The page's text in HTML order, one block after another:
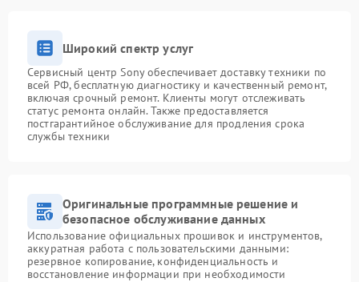
Широкий спектр услуг
Сервисный центр Sony обеспечивает доставку техники по
всей РФ, бесплатную диагностику и качественный ремонт,
включая срочный ремонт. Клиенты могут отслеживать
статус ремонта онлайн. Также предоставляется
постгарантийное обслуживание для продления срока
службы техники
Оригинальные программные решение и
безопасное обслуживание данных
Использование официальных прошивок и инструментов,
аккуратная работа с пользовательскими данными:
резервное копирование, конфиденциальность и
восстановление информации при необходимости